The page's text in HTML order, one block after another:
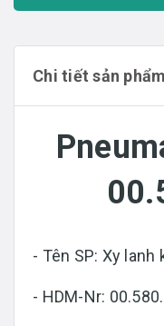
Chi tiết sản phẩm
- Tên SP: Xy lanh
- HDM-Nr: